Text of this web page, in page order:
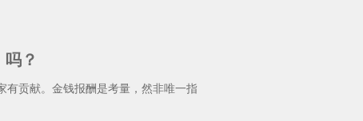
？
贡献。金钱报酬是考量，然非唯一指